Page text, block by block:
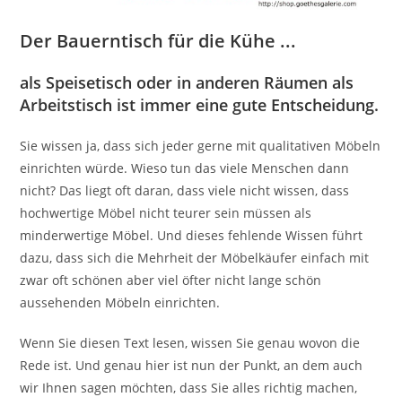
Der Bauerntisch für die Kühe ...
als Speisetisch oder in anderen Räumen als
Arbeitstisch ist immer eine gute Entscheidung.
Sie wissen ja, dass sich jeder gerne mit qualitativen Möbeln
einrichten würde. Wieso tun das viele Menschen dann
nicht? Das liegt oft daran, dass viele nicht wissen, dass
hochwertige Möbel nicht teurer sein müssen als
minderwertige Möbel. Und dieses fehlende Wissen führt
dazu, dass sich die Mehrheit der Möbelkäufer einfach mit
zwar oft schönen aber viel öfter nicht lange schön
aussehenden Möbeln einrichten.
Wenn Sie diesen Text lesen, wissen Sie genau wovon die
Rede ist. Und genau hier ist nun der Punkt, an dem auch
wir Ihnen sagen möchten, dass Sie alles richtig machen,